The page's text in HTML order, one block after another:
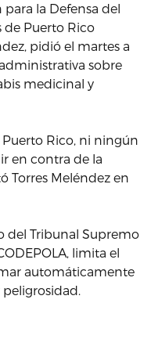
la Defensa del
de Puerto Rico
pidió el martes a
sobre
medicinal y
Puerto Rico, ni ningún
en contra de la
Torres Meléndez en
del Tribunal Supremo
limita el
automáticamente